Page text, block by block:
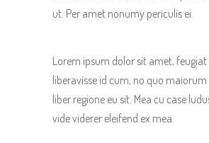
ut. Per amet nonumy periculis ei.
Lorem ipsum dolor sit amet,
liberavisse id cum, no quo
liber regione eu sit. Mea cu case
vide viderer eleifend ex mea.